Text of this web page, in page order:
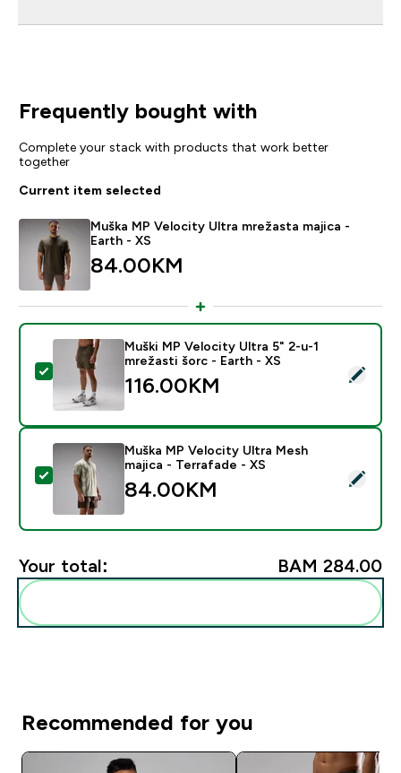
Frequently bought with
Complete your stack with products that work better
together
Current item selected
Muška MP Velocity Ultra mrežasta majica -
Earth - XS
84.00KM‎
Select this product - Muški MP Velocity Ultra 5" 2-u-
Muški MP Velocity Ultra 5" 2-u-1
mrežasti šorc - Earth - XS
116.00KM‎
Select this product - Muška MP Velocity Ultra Mesh
Muška MP Velocity Ultra Mesh
majica - Terrafade - XS
84.00KM‎
Your total: BAM 284.00‎
Recommended for you